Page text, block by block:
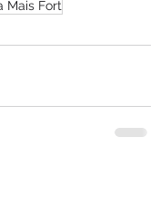
Mais Fort